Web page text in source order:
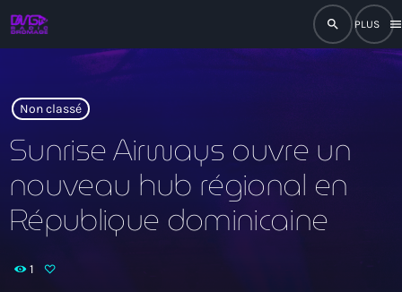
search
menu
close
play_arrow RADIO DROMAGE
Non classé
Sunrise Airways ouvre un
nouveau hub régional en
République dominicaine
1